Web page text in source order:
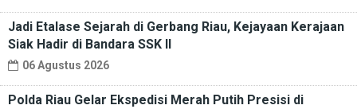
Jadi Etalase Sejarah di Gerbang Riau, Kejayaan Kerajaan
Siak Hadir di Bandara SSK II
06 Agustus 2026
Polda Riau Gelar Ekspedisi Merah Putih Presisi di